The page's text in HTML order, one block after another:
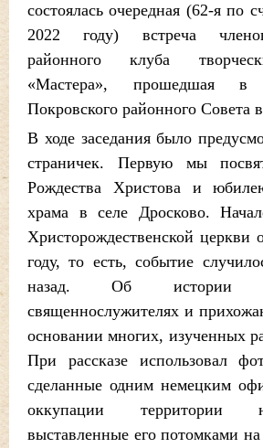
состоялась очередная (62-я по
2022 году) встреча
районного клуба
«Мастера», прошедшая
Покровского районного Совета
В ходе заседания было
страничек. Первую мы
Рождества Христова и
храма в селе Дросково.
Христорождественской церкви
году, то есть, событие
назад. Об истории
священнослужителях и
основании многих, изученных
При рассказе использовал
сделанные одним немецким
оккупации территории
выставленные его потомками